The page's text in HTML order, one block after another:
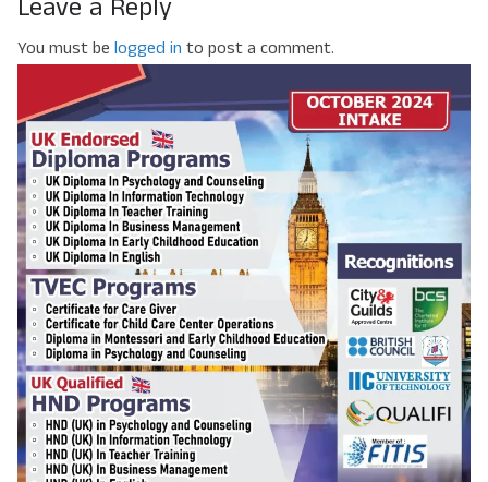
Leave a Reply
You must be logged in to post a comment.